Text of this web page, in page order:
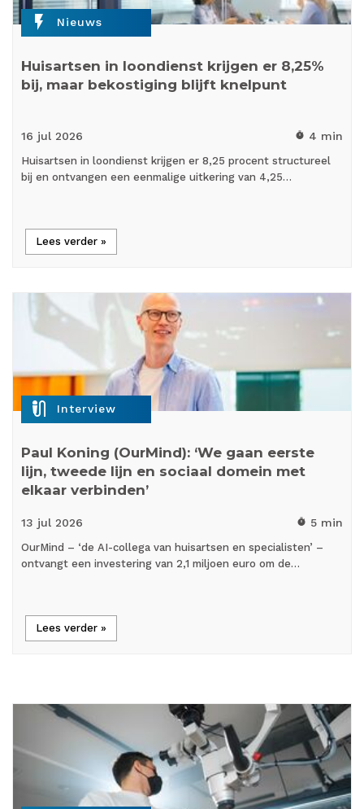
flash_on Nieuws
Huisartsen in loondienst krijgen er 8,25%
bij, maar bekostiging blijft knelpunt
16 jul 2026 timer 4 min
Huisartsen in loondienst krijgen er 8,25 procent structureel
bij en ontvangen een eenmalige uitkering van 4,25…
Lees verder »
mic_external_on Interview
Paul Koning (OurMind): ‘We gaan eerste
lijn, tweede lijn en sociaal domein met
elkaar verbinden’
13 jul 2026 timer 5 min
OurMind – ‘de AI-collega van huisartsen en specialisten’ –
ontvangt een investering van 2,1 miljoen euro om de…
Lees verder »